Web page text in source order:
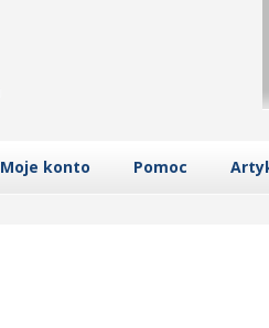
Moje konto Pomoc